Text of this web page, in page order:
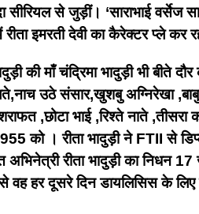
से जुड़ीं। ‘साराभाई वर्सेज
रीता इमरती देवी का कैरेक्टर प्ले कर
की माँ चंद्रिमा भादुड़ी भी बीते
उठे संसार,खुशबु अग्निरेखा
,छोटा भाई ,रिश्ते नाते
को । रीता भादुड़ी ने FTII से
अभिनेत्री रीता भादुड़ी का
वह हर दूसरे दिन डायलिसिस के